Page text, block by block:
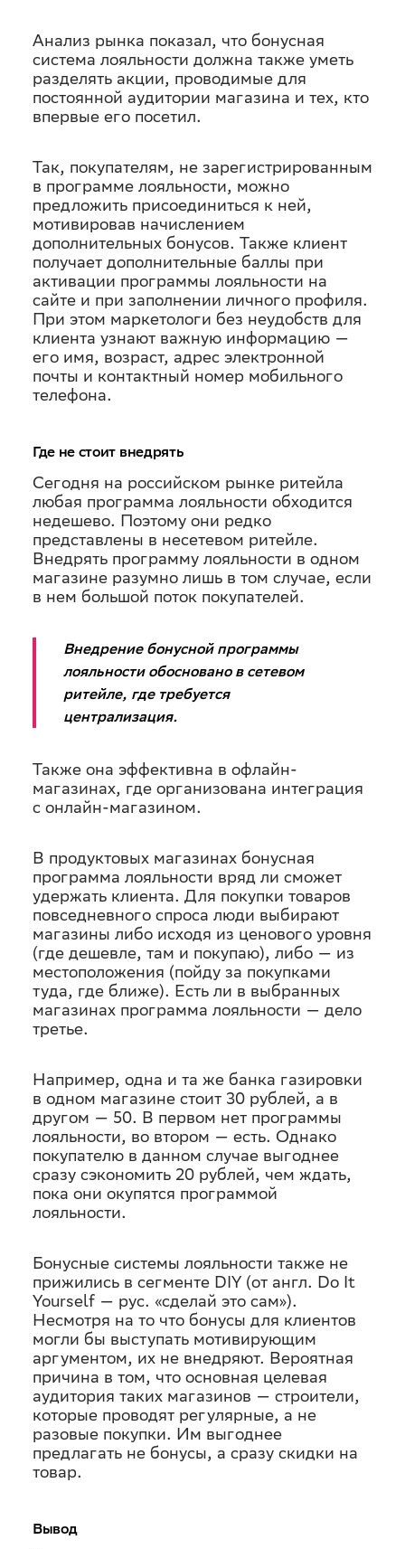
Анализ рынка показал, что бонусная
система лояльности должна также уметь
разделять акции, проводимые для
постоянной аудитории магазина и тех, кто
впервые его посетил.
Так, покупателям, не зарегистрированным
в программе лояльности, можно
предложить присоединиться к ней,
мотивировав начислением
дополнительных бонусов. Также клиент
получает дополнительные баллы при
активации программы лояльности на
сайте и при заполнении личного профиля.
При этом маркетологи без неудобств для
клиента узнают важную информацию —
его имя, возраст, адрес электронной
почты и контактный номер мобильного
телефона.
Где не стоит внедрять
Сегодня на российском рынке ритейла
любая программа лояльности обходится
недешево. Поэтому они редко
представлены в несетевом ритейле.
Внедрять программу лояльности в одном
магазине разумно лишь в том случае, если
в нем большой поток покупателей.
Внедрение бонусной программы
лояльности обосновано в сетевом
ритейле, где требуется
централизация.
Также она эффективна в офлайн-
магазинах, где организована интеграция
с онлайн-магазином.
В продуктовых магазинах бонусная
программа лояльности вряд ли сможет
удержать клиента. Для покупки товаров
повседневного спроса люди выбирают
магазины либо исходя из ценового уровня
(где дешевле, там и покупаю), либо — из
местоположения (пойду за покупками
туда, где ближе). Есть ли в выбранных
магазинах программа лояльности — дело
третье.
Например, одна и та же банка газировки
в одном магазине стоит 30 рублей, а в
другом — 50. В первом нет программы
лояльности, во втором — есть. Однако
покупателю в данном случае выгоднее
сразу сэкономить 20 рублей, чем ждать,
пока они окупятся программой
лояльности.
Бонусные системы лояльности также не
прижились в сегменте DIY (от англ. Do It
Yourself — рус. «сделай это сам»).
Несмотря на то что бонусы для клиентов
могли бы выступать мотивирующим
аргументом, их не внедряют. Вероятная
причина в том, что основная целевая
аудитория таких магазинов — строители,
которые проводят регулярные, а не
разовые покупки. Им выгоднее
предлагать не бонусы, а сразу скидки на
товар.
Вывод